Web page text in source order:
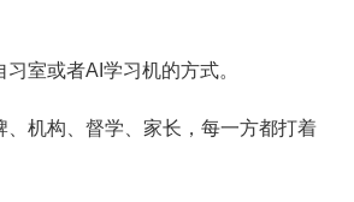
室或者AI学习机的方式。
、机构、督学、家长，每一方都打着